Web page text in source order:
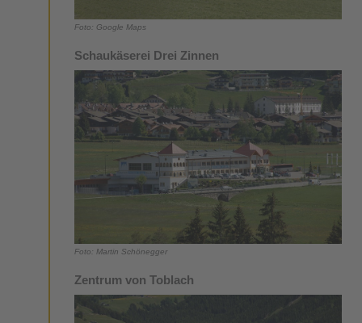
Foto: Google Maps
Schaukäserei Drei Zinnen
Foto: Martin Schönegger
Zentrum von Toblach